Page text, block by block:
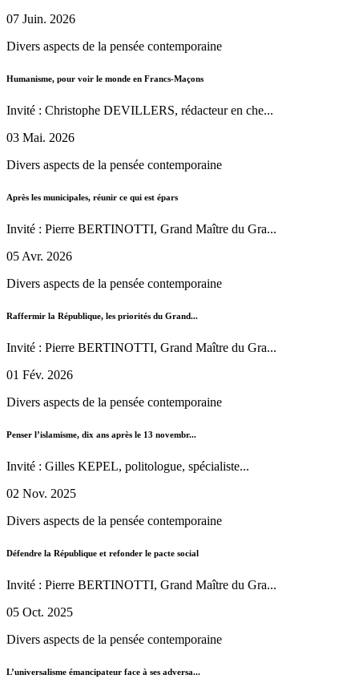
07 Juin. 2026
Divers aspects de la pensée contemporaine
Humanisme, pour voir le monde en Francs-Maçons
Invité : Christophe DEVILLERS, rédacteur en che...
03 Mai. 2026
Divers aspects de la pensée contemporaine
Après les municipales, réunir ce qui est épars
Invité : Pierre BERTINOTTI, Grand Maître du Gra...
05 Avr. 2026
Divers aspects de la pensée contemporaine
Raffermir la République, les priorités du Grand...
Invité : Pierre BERTINOTTI, Grand Maître du Gra...
01 Fév. 2026
Divers aspects de la pensée contemporaine
Penser l’islamisme, dix ans après le 13 novembr...
Invité : Gilles KEPEL, politologue, spécialiste...
02 Nov. 2025
Divers aspects de la pensée contemporaine
Défendre la République et refonder le pacte social
Invité : Pierre BERTINOTTI, Grand Maître du Gra...
05 Oct. 2025
Divers aspects de la pensée contemporaine
L’universalisme émancipateur face à ses adversa...